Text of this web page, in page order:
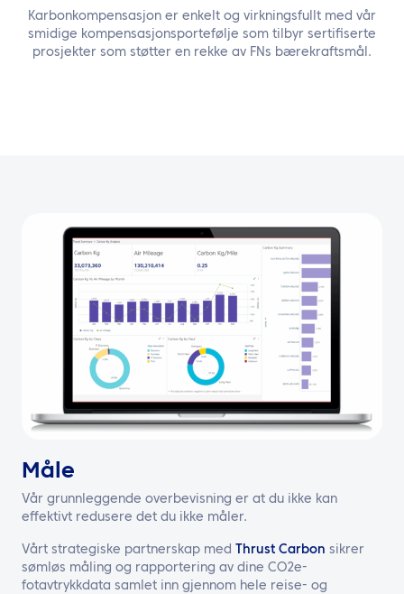
Karbonkompensasjon er enkelt og virkningsfullt med vår
smidige kompensasjonsportefølje som tilbyr sertifiserte
prosjekter som støtter en rekke av FNs bærekraftsmål.
Måle
Vår grunnleggende overbevisning er at du ikke kan
effektivt redusere det du ikke måler.
Vårt strategiske partnerskap med Thrust Carbon sikrer
sømløs måling og rapportering av dine CO2e-
fotavtrykkdata samlet inn gjennom hele reise- og